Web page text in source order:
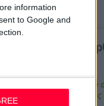
information
to Google and
δημοφιλέστερα
Αποτελεσματικό
από τις εμβοές